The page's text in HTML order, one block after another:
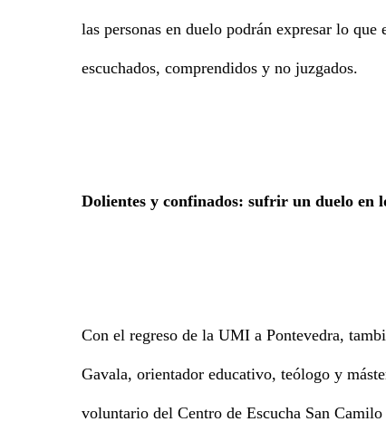
las personas en duelo podrán expresar lo
escuchados, comprendidos y no juzgados.
Dolientes y confinados: sufrir un duelo en
Con el regreso de la UMI a Pontevedra,
Gavala, orientador educativo, teólogo y
voluntario del Centro de Escucha San